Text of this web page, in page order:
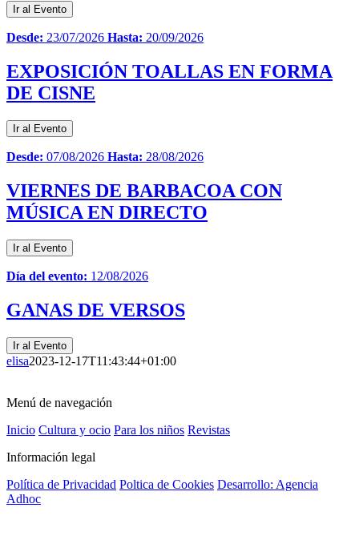
Ir al Evento
Desde: 23/07/2026 Hasta: 20/09/2026
EXPOSICIÓN TOALLAS EN FORMA
DE CISNE
Ir al Evento
Desde: 07/08/2026 Hasta: 28/08/2026
VIERNES DE BARBACOA CON
MÚSICA EN DIRECTO
Ir al Evento
Día del evento: 12/08/2026
GANAS DE VERSOS
Ir al Evento
elisa2023-12-17T11:43:44+01:00
Menú de navegación
Inicio Cultura y ocio Para los niños Revistas
Información legal
Política de Privacidad Poltica de Cookies Desarrollo: Agencia
Adhoc